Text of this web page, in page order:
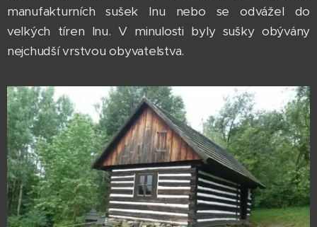
manufakturních sušek lnu nebo se odvážel do
velkých tíren lnu. V minulosti byly sušky obývány
nejchudší vrstvou obyvatelstva.